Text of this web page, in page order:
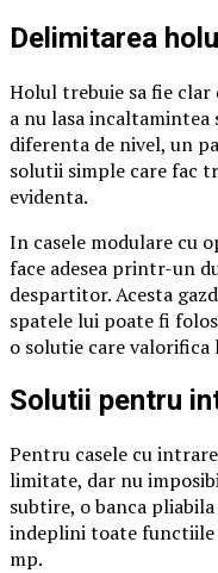
Delimitarea
Holul trebuie sa fie
a nu lasa incaltamintea
diferenta de nivel, un
solutii simple care fac
evidenta.
In casele modulare cu
face adesea printr-un
despartitor. Acesta
spatele lui poate fi
o solutie care valorifica
Solutii pentru
Pentru casele cu
limitate, dar nu
subtire, o banca
indeplini toate functiile
mp.